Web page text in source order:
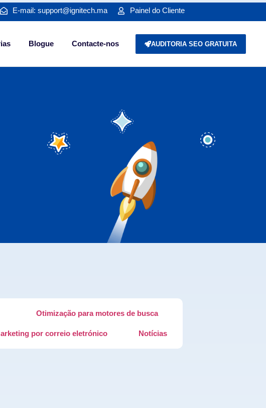
E-mail: support@ignitech.ma Painel do Cliente
Blogue Contacte-nos AUDITORIA SEO GRATUITA
Otimização para motores de busca
por correio eletrónico Notícias